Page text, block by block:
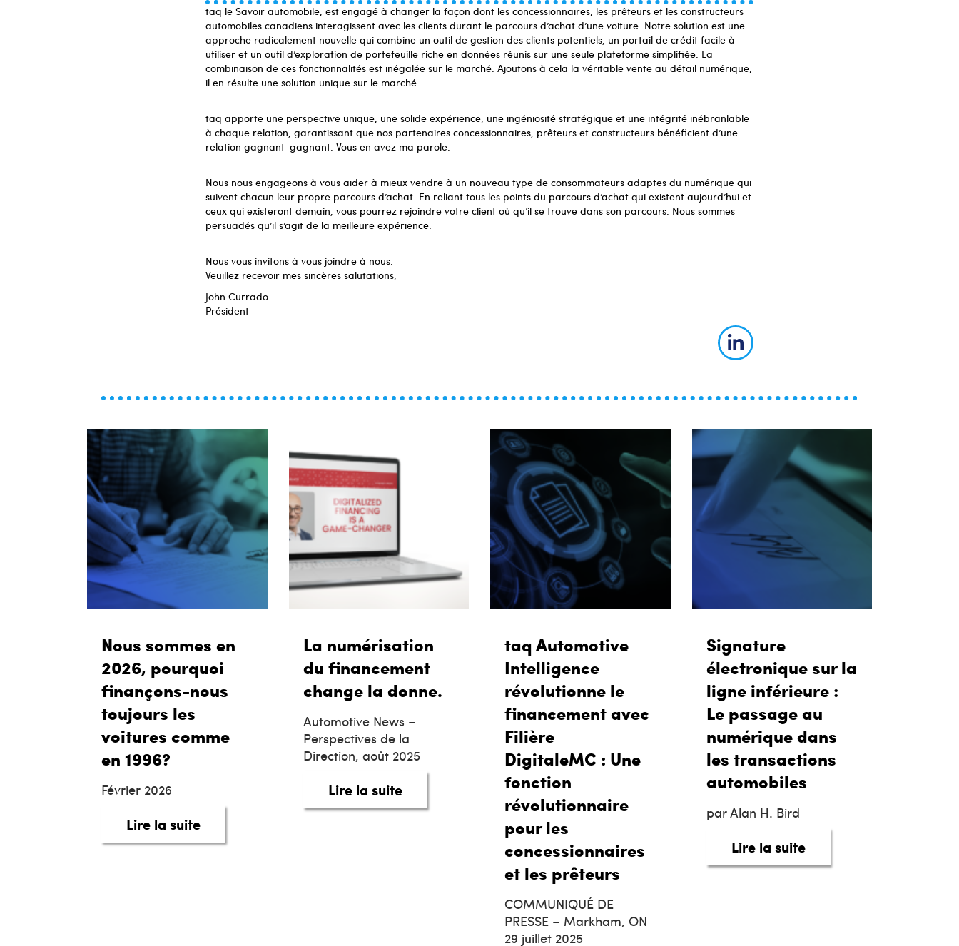
taq le Savoir automobile, est engagé à changer la façon dont les concessionnaires, les prêteurs et les constructeurs
automobiles canadiens interagissent avec les clients durant le parcours d’achat d’une voiture. Notre solution est une
approche radicalement nouvelle qui combine un outil de gestion des clients potentiels, un portail de crédit facile à
utiliser et un outil d’exploration de portefeuille riche en données réunis sur une seule plateforme simplifiée. La
combinaison de ces fonctionnalités est inégalée sur le marché. Ajoutons à cela la véritable vente au détail numérique,
il en résulte une solution unique sur le marché.
taq apporte une perspective unique, une solide expérience, une ingéniosité stratégique et une intégrité inébranlable
à chaque relation, garantissant que nos partenaires concessionnaires, prêteurs et constructeurs bénéficient d’une
relation gagnant-gagnant. Vous en avez ma parole.
Nous nous engageons à vous aider à mieux vendre à un nouveau type de consommateurs adaptes du numérique qui
suivent chacun leur propre parcours d’achat. En reliant tous les points du parcours d’achat qui existent aujourd’hui et
ceux qui existeront demain, vous pourrez rejoindre votre client où qu’il se trouve dans son parcours. Nous sommes
persuadés qu’il s’agit de la meilleure expérience.
Nous vous invitons à vous joindre à nous.
Veuillez recevoir mes sincères salutations,
John Currado
Président
Nous sommes en
2026, pourquoi
finançons-nous
toujours les
voitures comme
en 1996?
Février 2026
Lire la suiteabout Nous sommes en 2026, pourquoi finançons-nous toujours les voitures comme en 1996?
La numérisation
du financement
change la donne.
Automotive News –
Perspectives de la
Direction, août 2025
Lire la suiteabout La numérisation du financement change la donne.
taq Automotive
Intelligence
révolutionne le
financement avec
Filière
DigitaleMC : Une
fonction
révolutionnaire
pour les
concessionnaires
et les prêteurs
COMMUNIQUÉ DE
PRESSE – Markham, ON
29 juillet 2025
Signature
électronique sur la
ligne inférieure :
Le passage au
numérique dans
les transactions
automobiles
par Alan H. Bird
Lire la suiteabout Signature